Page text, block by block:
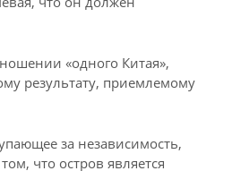
«одного Китая»,
результату, приемлемому
за независимость,
что остров является